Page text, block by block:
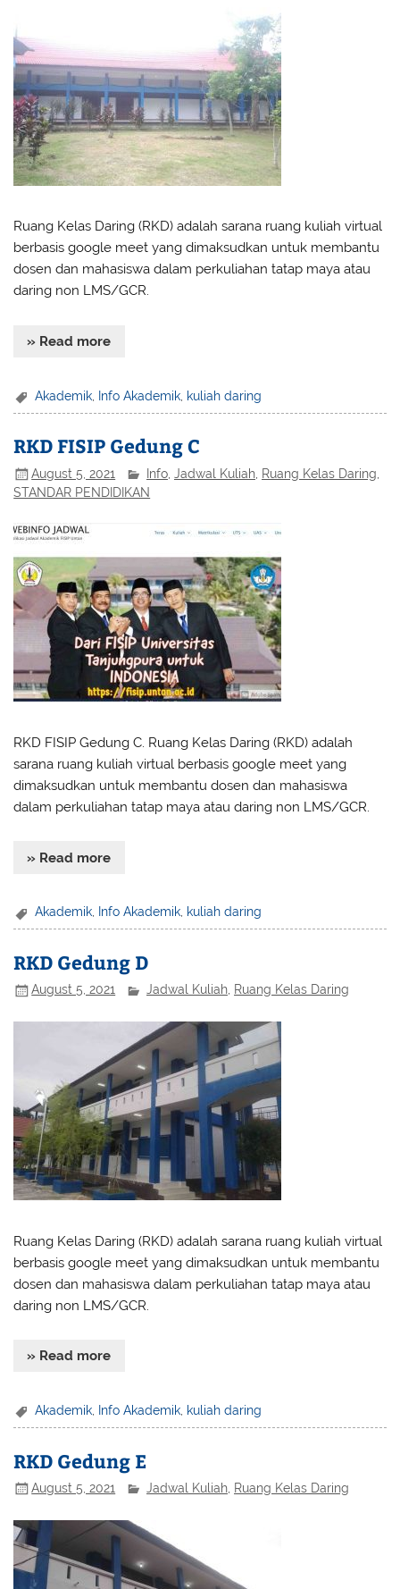
Ruang Kelas Daring (RKD) adalah sarana ruang kuliah virtual
berbasis google meet yang dimaksudkan untuk membantu
dosen dan mahasiswa dalam perkuliahan tatap maya atau
daring non LMS/GCR.
» Read more
Akademik Info Akademik kuliah daring
RKD FISIP Gedung C
August 5, 2021 Info ,Jadwal Kuliah Ruang Kelas Daring
STANDAR PENDIDIKAN
RKD FISIP Gedung C. Ruang Kelas Daring (RKD) adalah
sarana ruang kuliah virtual berbasis google meet yang
dimaksudkan untuk membantu dosen dan mahasiswa
dalam perkuliahan tatap maya atau daring non LMS/GCR.
» Read more
Akademik, Info Akademik, kuliah daring
RKD Gedung D
August 5, 2021 Jadwal Kuliah, Ruang Kelas Daring
Ruang Kelas Daring (RKD) adalah sarana ruang kuliah virtual
berbasis google meet yang dimaksudkan untuk membantu
dosen dan mahasiswa dalam perkuliahan tatap maya atau
daring non LMS/GCR.
» Read more
Akademik Info Akademik kuliah daring
RKD Gedung E
August 5, 2021 Jadwal Kuliah Ruang Kelas Daring